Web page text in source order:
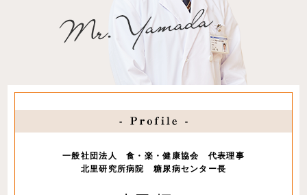
一般社団法人 食・楽・健康協会 代表理事
北里研究所病院 糖尿病センター長